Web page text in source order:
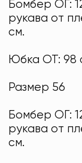
Бомбер ОГ:
рукава от
см.
Юбка ОТ: 98
Размер 56
Бомбер ОГ:
рукава от
см.